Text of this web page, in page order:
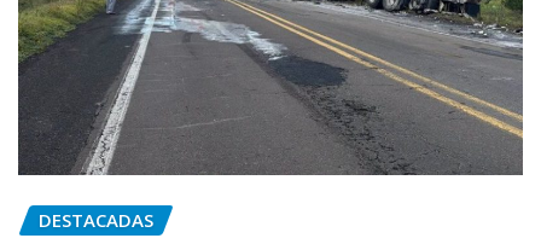
DESTACADAS